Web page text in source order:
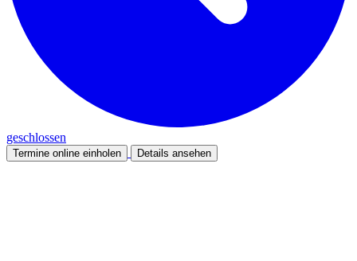
geschlossen
Termine online einholen Details ansehen